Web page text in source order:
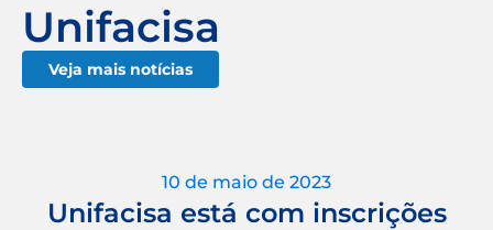
Unifacisa
Veja mais notícias
10 de maio de 2023
Unifacisa está com inscrições